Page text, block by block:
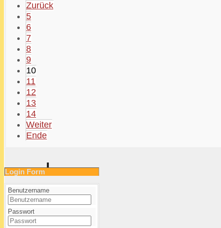
Zurück
5
6
7
8
9
10
11
12
13
14
Weiter
Ende
Login Form
Benutzername
Passwort